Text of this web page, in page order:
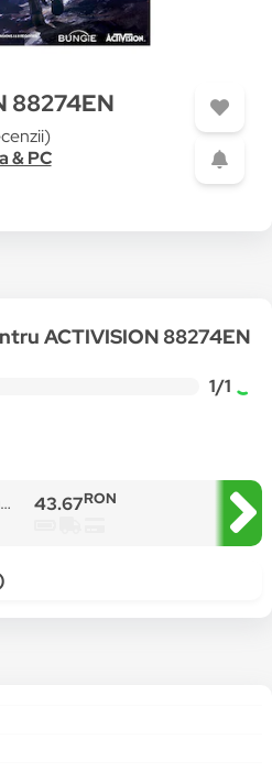
88274EN
& PC
ACTIVISION 88274EN
1/1
43.67RON